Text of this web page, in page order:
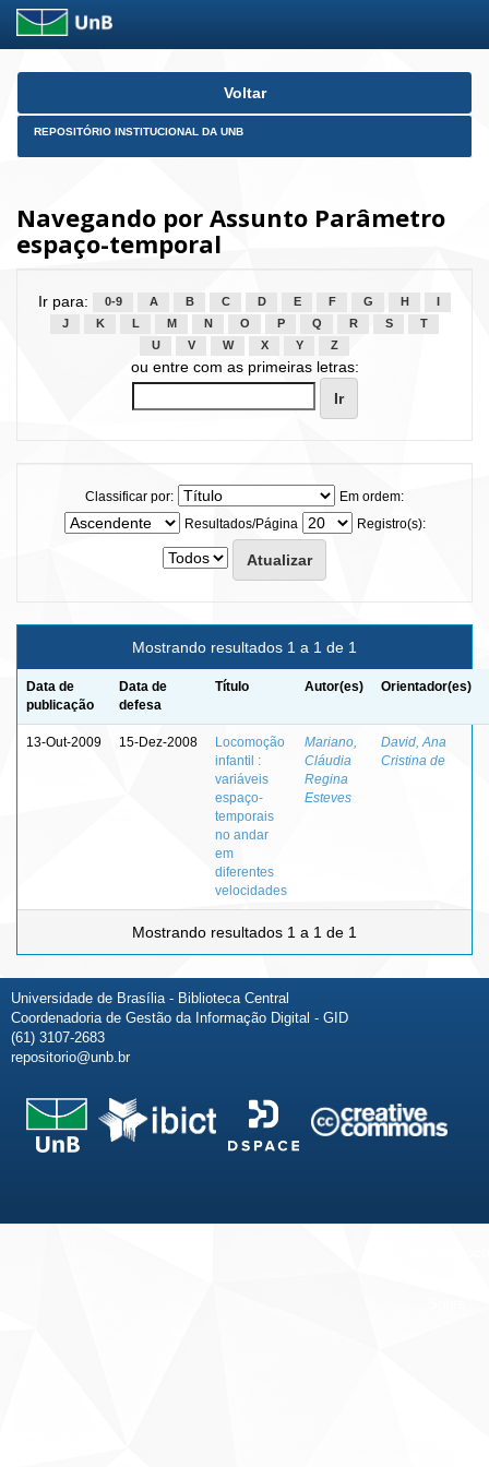
Skip
Voltar
REPOSITÓRIO INSTITUCIONAL DA UNB
Navegando por Assunto Parâmetro
espaço-temporal
Ir para: 0-9 A B C D E F G H
J
K L M N O P Q R S
T
U
V W X Y Z
ou entre com as primeiras letras:
Classificar por:
Em ordem:
Resultados/Página
Registro(s):
Mostrando resultados 1 a 1 de 1
Data de
publicação
Data de
defesa
Título Autor(es) Orientador(es)
13-Out-2009 15-Dez-2008
Locomoção
infantil :
variáveis
espaço-
temporais
no andar
em
diferentes
velocidades
Mariano,
Cláudia
Regina
Esteves
David, Ana
Cristina de
Mostrando resultados 1 a 1 de 1
Universidade de Brasília - Biblioteca Central
Coordenadoria de Gestão da Informação Digital - GID
(61) 3107-2683
repositorio@unb.br